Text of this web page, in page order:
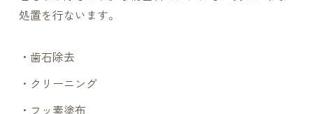
処置を行ないます。
・歯石除去
・クリーニング
・フッ素塗布